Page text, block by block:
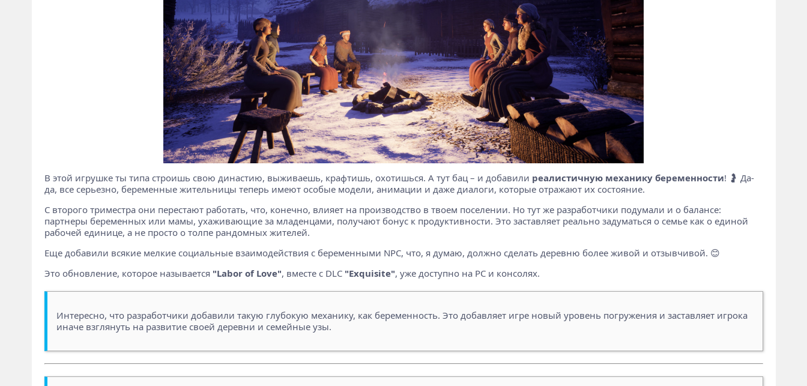
В этой игрушке ты типа строишь свою династию, выживаешь, крафтишь, охотишься. А тут бац – и добавили реалистичную механику беременности! 🤰 Да-
да, все серьезно, беременные жительницы теперь имеют особые модели, анимации и даже диалоги, которые отражают их состояние.
С второго триместра они перестают работать, что, конечно, влияет на производство в твоем поселении. Но тут же разработчики подумали и о балансе:
партнеры беременных или мамы, ухаживающие за младенцами, получают бонус к продуктивности. Это заставляет реально задуматься о семье как о единой
рабочей единице, а не просто о толпе рандомных жителей.
Еще добавили всякие мелкие социальные взаимодействия с беременными NPC, что, я думаю, должно сделать деревню более живой и отзывчивой. 😊
Это обновление, которое называется "Labor of Love", вместе с DLC "Exquisite", уже доступно на PC и консолях.
Интересно, что разработчики добавили такую глубокую механику, как беременность. Это добавляет игре новый уровень погружения и заставляет игрока
иначе взглянуть на развитие своей деревни и семейные узы.